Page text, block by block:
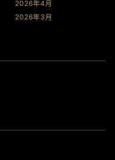
2026年4月
2026年3月